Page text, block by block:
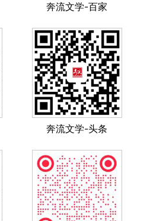
奔流文学-百家
奔流文学-头条